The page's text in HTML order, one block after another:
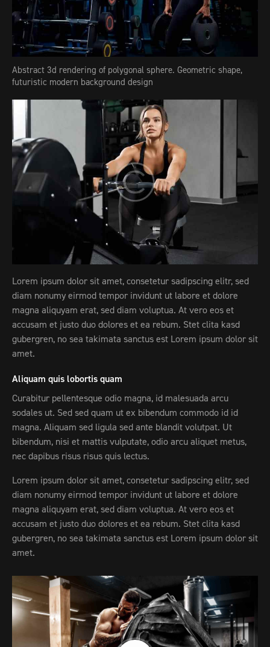
Abstract 3d rendering of polygonal sphere. Geometric shape,
futuristic modern background design
Lorem ipsum dolor sit amet, consetetur sadipscing elitr, sed
diam nonumy eirmod tempor invidunt ut labore et dolore
magna aliquyam erat, sed diam voluptua. At vero eos et
accusam et justo duo dolores et ea rebum. Stet clita kasd
gubergren, no sea takimata sanctus est Lorem ipsum dolor sit
amet.
Aliquam quis lobortis quam
Curabitur pellentesque odio magna, id malesuada arcu
sodales ut. Sed sed quam ut ex bibendum commodo id id
magna. Aliquam sed ligula sed ante blandit volutpat. Ut
bibendum, nisi et mattis vulputate, odio arcu aliquet metus,
nec dapibus risus risus quis lectus.
Lorem ipsum dolor sit amet, consetetur sadipscing elitr, sed
diam nonumy eirmod tempor invidunt ut labore et dolore
magna aliquyam erat, sed diam voluptua. At vero eos et
accusam et justo duo dolores et ea rebum. Stet clita kasd
gubergren, no sea takimata sanctus est Lorem ipsum dolor sit
amet.